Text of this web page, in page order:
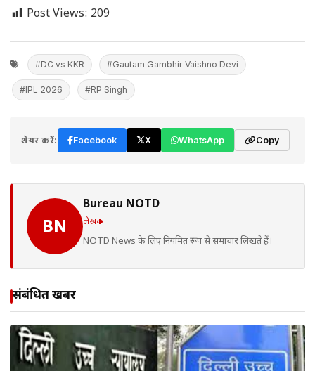
Post Views: 209
#DC vs KKR #Gautam Gambhir Vaishno Devi
#IPL 2026 #RP Singh
शेयर करें: Facebook X WhatsApp Copy
BN
Bureau NOTD
लेखक
NOTD News के लिए नियमित रूप से समाचार लिखते हैं।
संबंधित खबरें